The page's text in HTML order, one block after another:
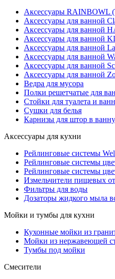
Аксессуары RAINBOWL
Аксессуары для ванной
Аксессуары для ванной
Аксессуары для ванной
Аксессуары для ванной
Аксессуары для ванной
Аксессуары для ванной
Аксессуары для ванной
Ведра для мусора
Полки решетчатые для
Стойки для туалета и
Сушки для белья
Карнизы для штор в
Аксессуары для кухни
Рейлинговые системы
Рейлинговые системы
Рейлинговые системы
Измельчители пищевых
Фильтры для воды
Дозаторы жидкого мыла
Мойки и тумбы для кухни
Кухонные мойки из
Мойки из нержавеющей
Тумбы под мойки
Смесители